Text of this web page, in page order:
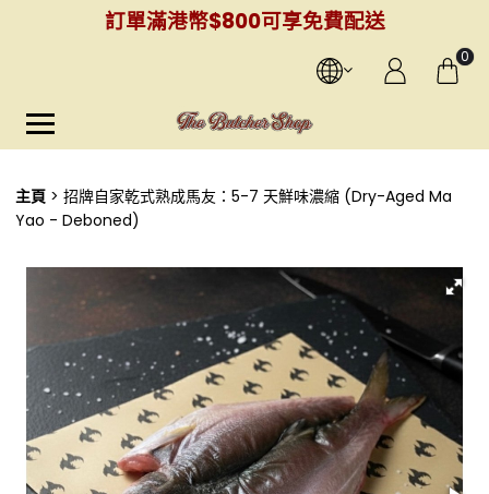
訂單滿港幣$800可享免費配送
0
主頁
招牌自家乾式熟成馬友：5-7 天鮮味濃縮 (Dry-Aged Ma
Yao - Deboned)